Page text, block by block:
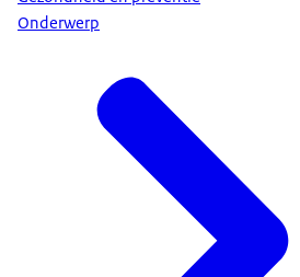
Onderwerp